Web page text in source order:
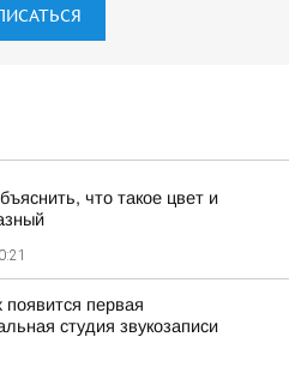
что такое цвет и
первая
студия звукозаписи